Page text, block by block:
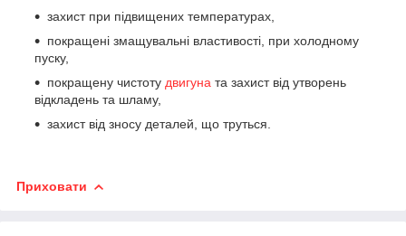
захист при підвищених температурах,
покращені змащувальні властивості, при холодному
пуску,
покращену чистоту двигуна та захист від утворень
відкладень та шламу,
захист від зносу деталей, що труться.
Приховати